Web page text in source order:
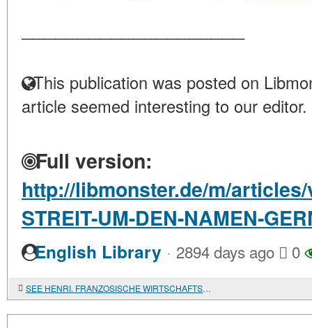
This publication was posted on
article seemed interesting to our editor.
Full version:
http://libmonster.de/m/
STREIT-UM-DEN-NAMEN-
English Library · 2894 days ago 0
SEE HENRI. FRANZOSISCHE WIRTSCHAFTSGESCHICHTE. HANDBUCH DER WIRTSCHAFTSGESCHICHTE